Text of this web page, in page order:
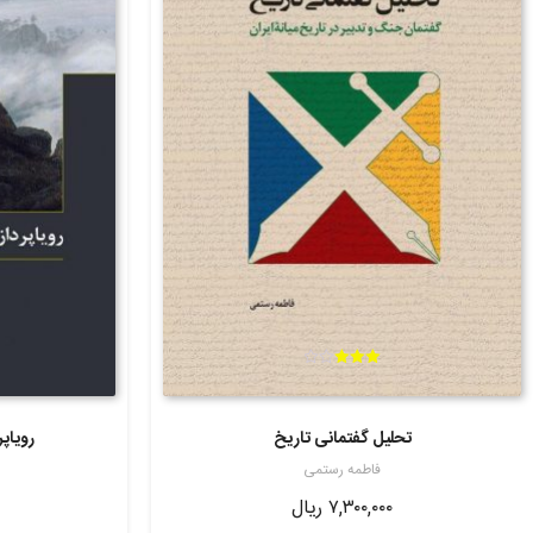
تحلیل گفتمانی تاریخ
فاطمه رستمی
امتیاز
3.00
۷,۳۰۰,۰۰۰ ریال